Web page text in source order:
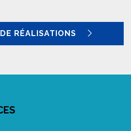
RÉALISATIONS